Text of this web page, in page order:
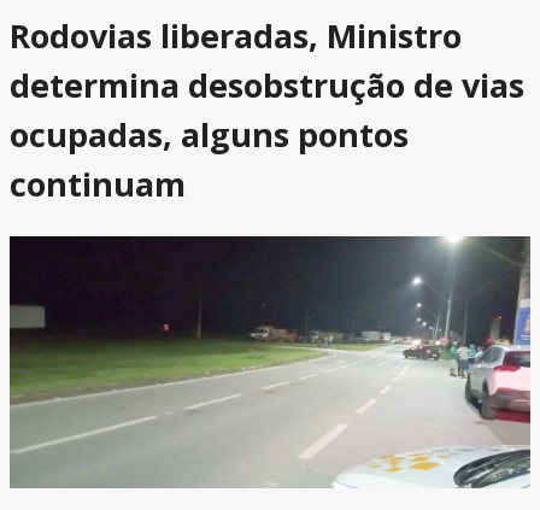
Rodovias liberadas, Ministro
determina desobstrução de vias
ocupadas, alguns pontos
continuam